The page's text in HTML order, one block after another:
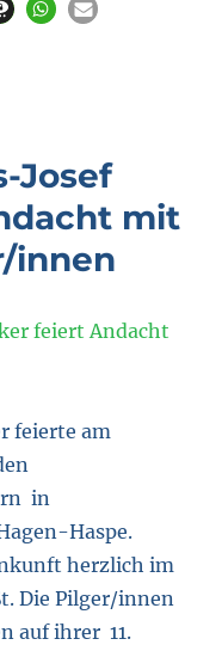
Josef
mit
innen
feierte am
in
Haspe.
herzlich im
Die Pilger/innen
auf ihrer 11.